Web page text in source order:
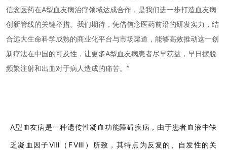
信念医药在A型血友病治疗领域达成合作，是我们进一步打造血友病
创新管线的关键举措。我们期待，凭借信念医药前沿的研发实力，结
合远大生命科学成熟的商业化平台与市场渠道，能够高效推动这一创
新疗法在中国的可及性，让更多A型血友病患者尽早获益，早日摆脱
频繁注射和出血对于病人造成的痛苦。”
A型血友病是一种遗传性凝血功能障碍疾病，由于患者血液中缺
乏凝血因子Ⅷ（FⅧ） 所致，其特点为反复的、自发性的关